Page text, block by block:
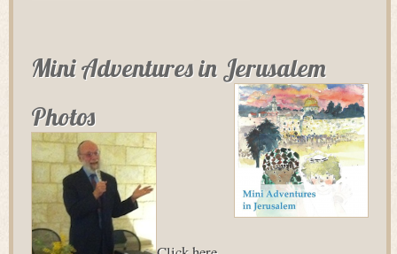
Mini Adventures in Jerusalem
Photos